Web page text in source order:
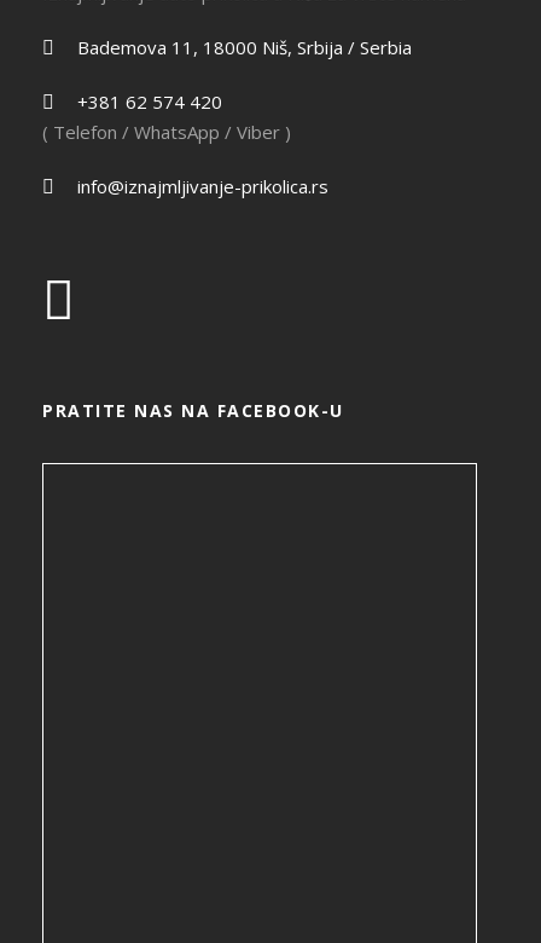
Bademova 11, 18000 Niš, Srbija / Serbia
+381 62 574 420
( Telefon / WhatsApp / Viber )
info@iznajmljivanje-prikolica.rs
PRATITE NAS NA FACEBOOK-U